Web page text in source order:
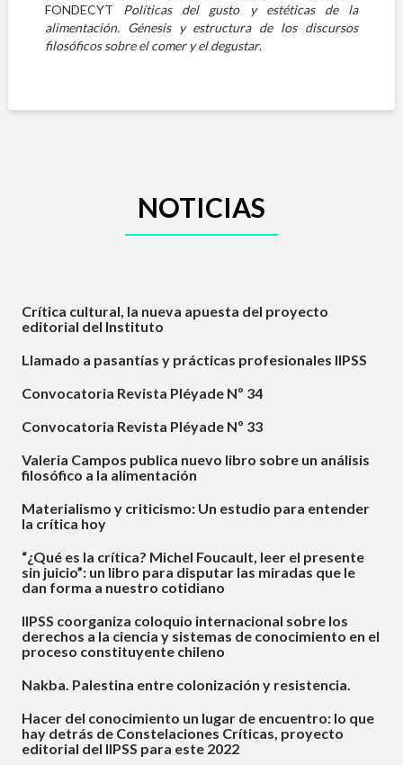
FONDECYT Políticas del gusto y estéticas de la
alimentación. Génesis y estructura de los discursos
filosóficos sobre el comer y el degustar.
NOTICIAS
Crítica cultural, la nueva apuesta del proyecto
editorial del Instituto
Llamado a pasantías y prácticas profesionales IIPSS
Convocatoria Revista Pléyade Nº 34
Convocatoria Revista Pléyade Nº 33
Valeria Campos publica nuevo libro sobre un análisis
filosófico a la alimentación
Materialismo y criticismo: Un estudio para entender
la crítica hoy
“¿Qué es la crítica? Michel Foucault, leer el presente
sin juicio”: un libro para disputar las miradas que le
dan forma a nuestro cotidiano
IIPSS coorganiza coloquio internacional sobre los
derechos a la ciencia y sistemas de conocimiento en el
proceso constituyente chileno
Nakba. Palestina entre colonización y resistencia.
Hacer del conocimiento un lugar de encuentro: lo que
hay detrás de Constelaciones Críticas, proyecto
editorial del IIPSS para este 2022